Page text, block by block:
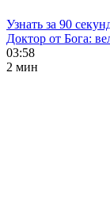
Узнать за 90
Доктор от Бога:
03:58
2 мин